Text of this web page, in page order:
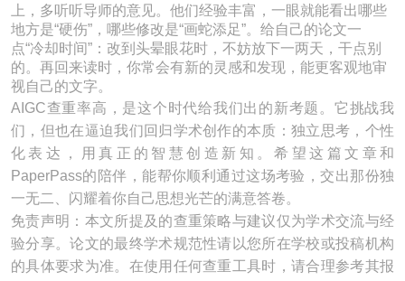
上，多听听导师的意见。他们经验丰富，一眼就能看出哪些
地方是“硬伤”，哪些修改是“画蛇添足”。给自己的论文一
点“冷却时间”：改到头晕眼花时，不妨放下一两天，干点别
的。再回来读时，你常会有新的灵感和发现，能更客观地审
视自己的文字。
AIGC查重率高，是这个时代给我们出的新考题。它挑战我
们，但也在逼迫我们回归学术创作的本质：独立思考，个性
化表达，用真正的智慧创造新知。希望这篇文章和
PaperPass的陪伴，能帮你顺利通过这场考验，交出那份独
一无二、闪耀着你自己思想光芒的满意答卷。
免责声明：本文所提及的查重策略与建议仅为学术交流与经
验分享。论文的最终学术规范性请以您所在学校或投稿机构
的具体要求为准。在使用任何查重工具时，请合理参考其报